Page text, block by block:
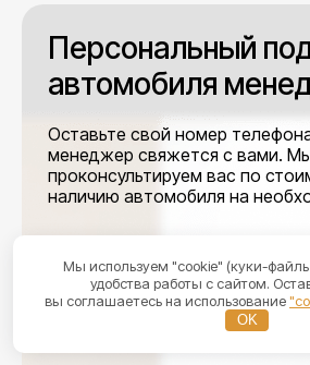
Персональный
автомобиля
Оставьте свой номер
менеджер свяжется с вами.
проконсультируем вас по
наличию автомобиля на
или пишите напрямую
Мы используем "cookie" (куки-
удобства работы с сайтом.
вы соглашаетесь на использование
OK